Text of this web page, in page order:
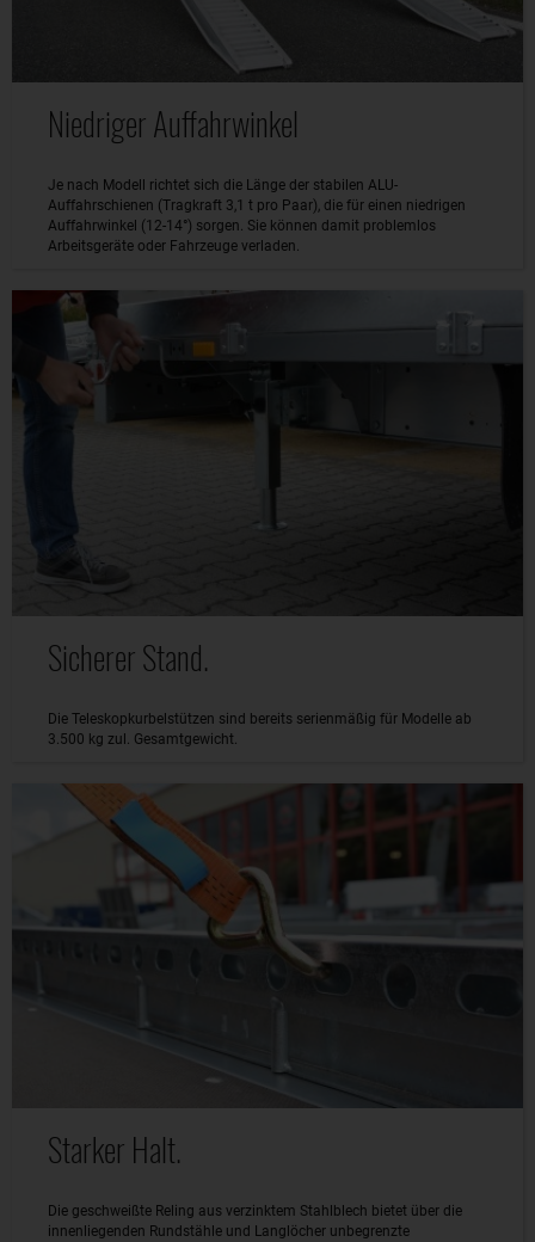
Niedriger Auffahrwinkel
Je nach Modell richtet sich die Länge der stabilen ALU-
Auffahrschienen (Tragkraft 3,1 t pro Paar), die für einen niedrigen
Auffahrwinkel (12-14°) sorgen. Sie können damit problemlos
Arbeitsgeräte oder Fahrzeuge verladen.
Sicherer Stand.
Die Teleskopkurbelstützen sind bereits serienmäßig für Modelle ab
3.500 kg zul. Gesamtgewicht.
Starker Halt.
Die geschweißte Reling aus verzinktem Stahlblech bietet über die
innenliegenden Rundstähle und Langlöcher unbegrenzte